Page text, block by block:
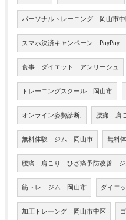
パーソナルトレーニング 岡山市
スマホ決済キャンペーン PayPay
食事 ダイエット アンリーシュ
トレーニングスクール 岡山市
オンライン姿勢診断; 腰痛 肩
無料体験 ジム 岡山市 無料
腰痛 肩こり ひざ痛予防改善
筋トレ ジム 岡山市 ダイエ
加圧トレーング 岡山市中区